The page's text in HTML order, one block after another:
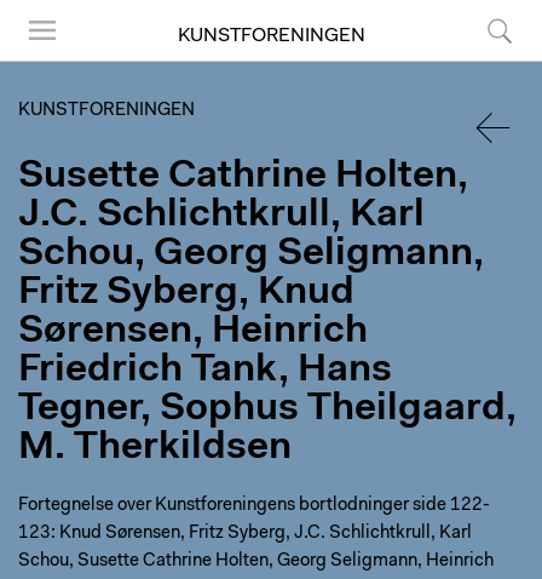
KUNSTFORENINGEN
KUNSTFORENINGEN
Susette Cathrine Holten,
J.C. Schlichtkrull, Karl
Schou, Georg Seligmann,
Fritz Syberg, Knud
Sørensen, Heinrich
Friedrich Tank, Hans
Tegner, Sophus Theilgaard,
M. Therkildsen
Fortegnelse over Kunstforeningens bortlodninger side 122-
123: Knud Sørensen, Fritz Syberg, J.C. Schlichtkrull, Karl
Schou, Susette Cathrine Holten, Georg Seligmann, Heinrich